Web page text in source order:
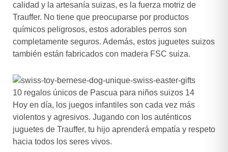
calidad y la artesanía suizas, es la fuerza motriz de
Trauffer. No tiene que preocuparse por productos
químicos peligrosos, estos adorables perros son
completamente seguros. Además, estos juguetes suizos
también están fabricados con madera FSC suiza.
10 regalos únicos de Pascua para niños suizos 14
Hoy en día, los juegos infantiles son cada vez más
violentos y agresivos. Jugando con los auténticos
juguetes de Trauffer, tu hijo aprenderá empatía y respeto
hacia todos los seres vivos.